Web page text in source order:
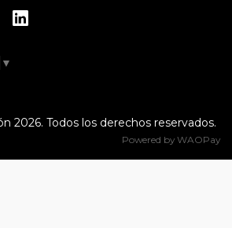
▼
2026. Todos los derechos reservados.
Powered by WAOPay